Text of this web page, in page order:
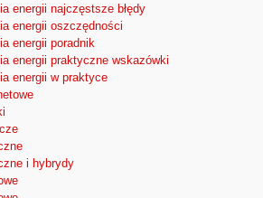
energii najczęstsze błędy
energii oszczędności
energii poradnik
energii praktyczne wskazówki
energii w praktyce
i hybrydy